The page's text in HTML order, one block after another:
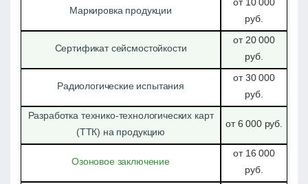
Маркировка продукции
руб.
Сертификат сейсмостойкости
от 20 000
руб.
Радиологические испытания
от 30 000
руб.
Разработка технико-технологических карт
(ТТК) на продукцию
от 6 000 руб.
Озоновое заключение
от 16 000
руб.